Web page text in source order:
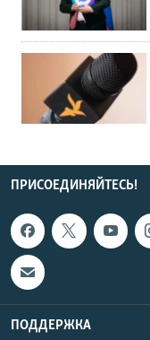
ПРИСОЕДИНЯЙТЕСЬ!
ПОДДЕРЖКА